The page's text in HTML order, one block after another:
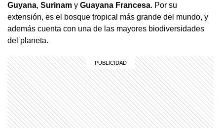
Guyana, Surinam y Guayana Francesa. Por su
extensión, es el bosque tropical más grande del mundo, y
además cuenta con una de las mayores biodiversidades
del planeta.